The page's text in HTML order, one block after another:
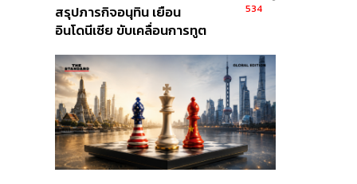
สรุปภารกิจอนุทิน เยือน
อินโดนีเซีย ขับเคลื่อนการทูต
ส่วนยุทธศาสตร์ไทย –
อินโดนีเซีย
534